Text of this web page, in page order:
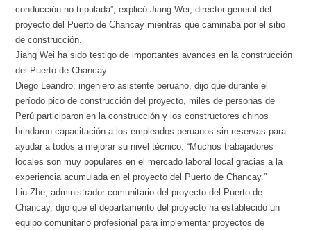
conducción no tripulada”, explicó Jiang Wei, director general del
proyecto del Puerto de Chancay mientras que caminaba por el sitio
de construcción.
Jiang Wei ha sido testigo de importantes avances en la construcción
del Puerto de Chancay.
Diego Leandro, ingeniero asistente peruano, dijo que durante el
período pico de construcción del proyecto, miles de personas de
Perú participaron en la construcción y los constructores chinos
brindaron capacitación a los empleados peruanos sin reservas para
ayudar a todos a mejorar su nivel técnico. “Muchos trabajadores
locales son muy populares en el mercado laboral local gracias a la
experiencia acumulada en el proyecto del Puerto de Chancay.”
Liu Zhe, administrador comunitario del proyecto del Puerto de
Chancay, dijo que el departamento del proyecto ha establecido un
equipo comunitario profesional para implementar proyectos de